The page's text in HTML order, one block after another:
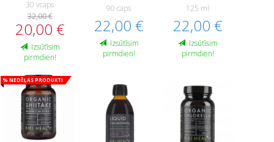
30 vcaps
32,00 €
20,00 €
Izsūtīsim
pirmdien!
90 caps
22,00 €
Izsūtīsim
pirmdien!
125 ml
22,00 €
Izsūtīsim
pirmdien!
% Nedēļas produkti